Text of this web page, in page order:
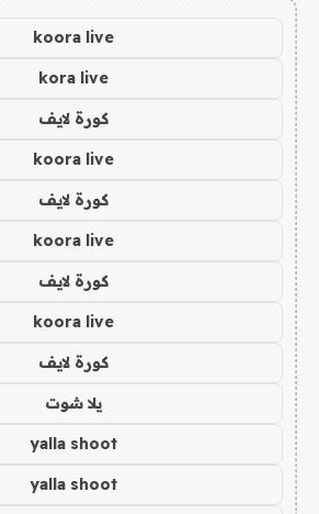
koora live
kora live
كورة لايف
koora live
كورة لايف
koora live
كورة لايف
koora live
كورة لايف
يلا شوت
yalla shoot
yalla shoot